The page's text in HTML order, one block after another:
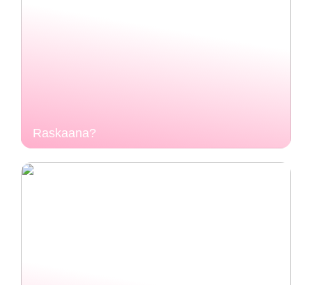
Raskaana?